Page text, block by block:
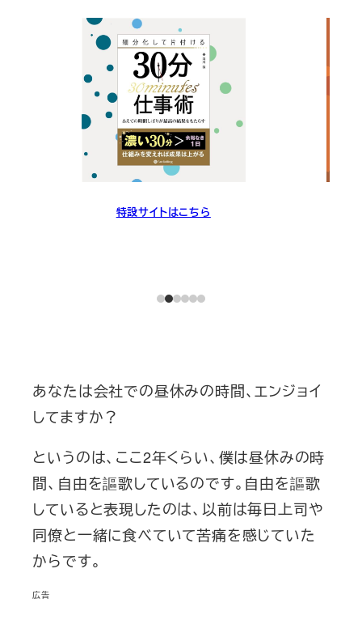
特設サイトはこちら
あなたは会社での昼休みの時間、エンジョイ
してますか？
というのは、ここ2年くらい、僕は昼休みの時
間、自由を謳歌しているのです。自由を謳歌
していると表現したのは、以前は毎日上司や
同僚と一緒に食べていて苦痛を感じていた
からです。
広告